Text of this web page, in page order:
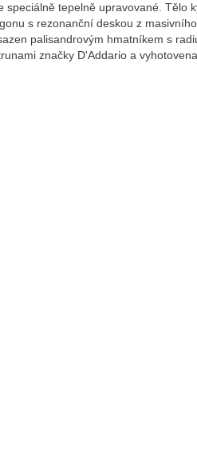
tepelně upravované. Tělo
s rezonanční deskou z
palisandrovým hmatníkem s
značky D'Addario a